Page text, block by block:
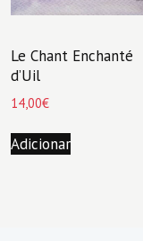
Le Chant Enchanté
d’Uil
14,00€
Adicionar